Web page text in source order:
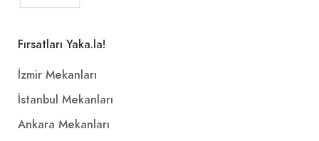
Fırsatları Yaka.la!
İzmir Mekanları
İstanbul Mekanları
Ankara Mekanları